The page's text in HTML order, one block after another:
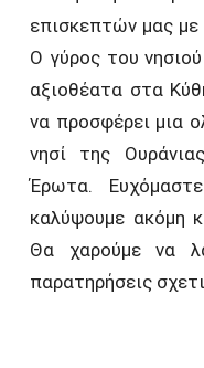
επισκεπτών μας
Ο γύρος του
αξιοθέατα στα
να προσφέρει μια
νησί της
Έρωτα.
καλύψουμε ακόμη
Θα χαρούμε να
παρατηρήσεις